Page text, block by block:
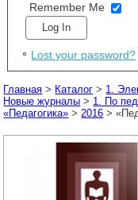
Remember Me
Lost your password?
Главная > Каталог > 1.
Новые журналы > 1. По
«Педагогика» > 2016 >